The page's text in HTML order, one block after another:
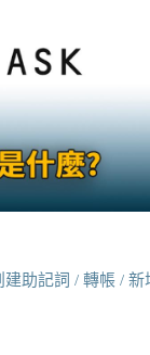
建助記詞 / 轉帳 / 新